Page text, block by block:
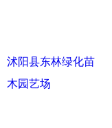
沭阳县东林绿化苗
木园艺场